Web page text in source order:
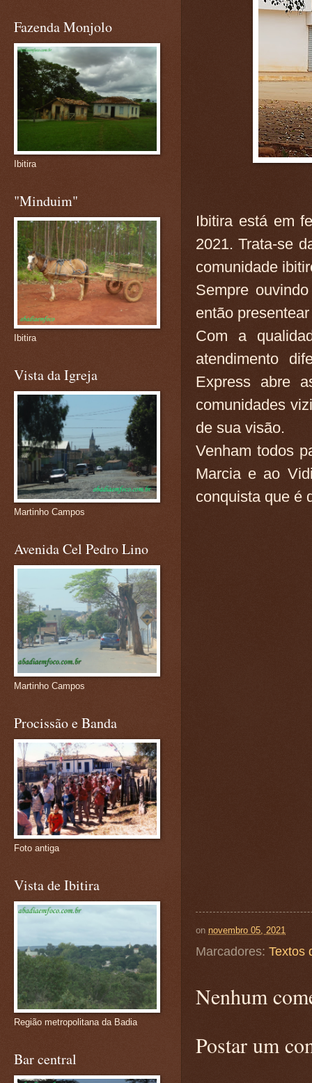
Ibitira está em
2021. Trata-se
comunidade
Sempre
então
Com a
atendimento
Express abre
comunidades
de sua visão.
Venham todos
Marcia e ao
conquista que é
on novembro 05, 2021
Marcadores: Textos
Nenhum
Postar um
Fazenda Monjolo
Ibitira
"Minduim"
Ibitira
Vista da Igreja
Martinho Campos
Avenida Cel Pedro Lino
Martinho Campos
Procissão e Banda
Foto antiga
Vista de Ibitira
Região metropolitana da Badia
Bar central